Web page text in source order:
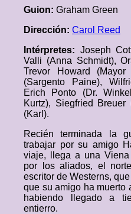
Guion: Graham Green
Dirección: Carol Reed
Intérpretes: Joseph
Valli (Anna Schmidt),
Trevor Howard
(Sargento Paine),
Erich Ponto (Dr.
Kurtz), Siegfried
(Karl).
Recién terminada la
trabajar por su amigo
viaje, llega a una
por los aliados, el
escritor de Westerns,
que su amigo ha muerto
habiendo llegado a
entierro.